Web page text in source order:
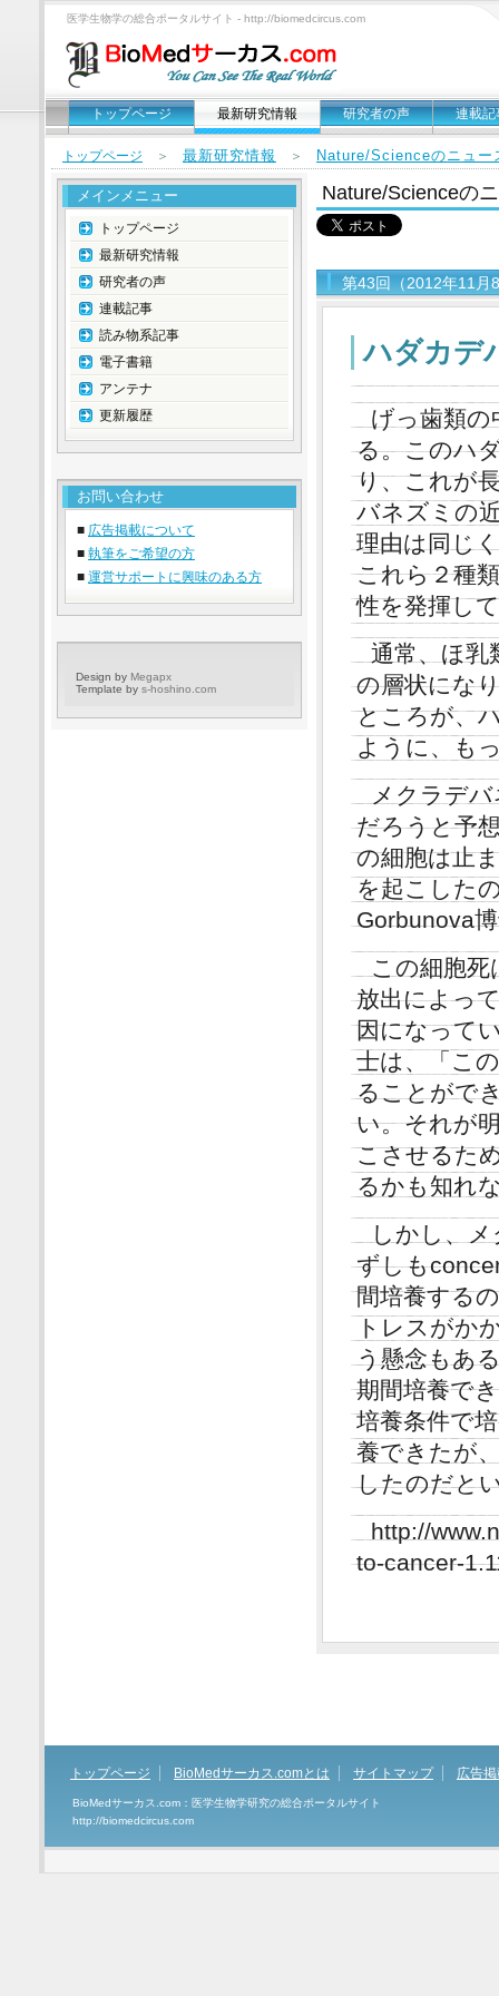
医学生物学の総合ポータルサイト - http://biomedcircus.com
トップページ 最新研究情報 研究者の声 連載記
トップページ ＞ 最新研究情報 ＞ Nature/Scienceのニュー
Nature/Scienceの
第43回（2012年11月
ハダカデ
げっ歯類
る。このハ
り、これが
バネズミの
理由は同じ
これら２種
性を発揮し
通常、ほ乳
の層状にな
ところが、
ように、も
メクラデ
だろうと予
の細胞は止
を起こした
Gorbunova
この細胞
放出によっ
因になって
士は、「こ
ることがで
い。それが
こさせるた
るかも知れ
しかし、
ずしも
間培養する
トレスがか
う懸念もあ
期間培養で
培養条件で
養できたが
したのだと
http://
to-cancer-
メインメニュー
トップページ
最新研究情報
研究者の声
連載記事
読み物系記事
電子書籍
アンテナ
更新履歴
お問い合わせ
■ 広告掲載について
■ 執筆をご希望の方
■ 運営サポートに興味のある方
Design by Megapx
Template by s-hoshino.com
トップページ BioMedサーカス.comとは サイトマップ 広告
BioMedサーカス.com：医学生物学研究の総合ポータルサイト
http://biomedcircus.com